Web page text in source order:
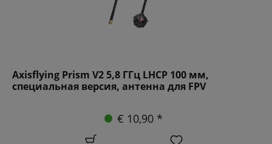
Axisflying Prism V2 5,8 ГГц LHCP 100 мм,
специальная версия, антенна для FPV
€ 10,90 *